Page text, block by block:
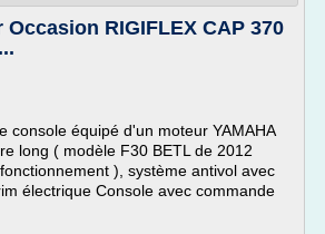
Occasion RIGIFLEX CAP 370
console équipé d'un moteur YAMAHA
long ( modèle F30 BETL de 2012
), système antivol avec
électrique Console avec commande